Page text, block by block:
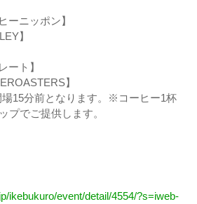
ーニッポン】
】
ート】
】
15分前となります。※コーヒー1杯
プでご提供します。
ikebukuro/event/detail/4554/?s=iweb-